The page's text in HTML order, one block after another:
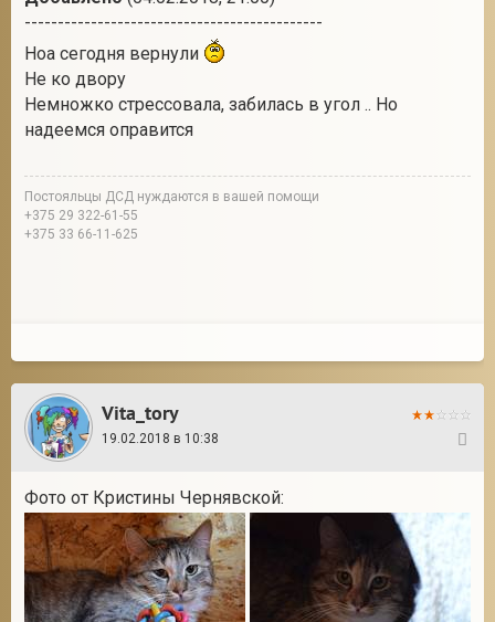
---------------------------------------------
Ноа сегодня вернули
Не ко двору
Немножко стрессовала, забилась в угол .. Но
надеемся оправится
Постояльцы ДСД нуждаются в вашей помощи
+375 29 322-61-55
+375 33 66-11-625
Vita_tory
19.02.2018 в 10:38
Фото от Кристины Чернявской: